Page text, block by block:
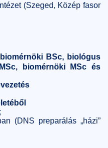
(Szeged, Közép fasor
BSc, biológus
biomérnöki MSc és
(DNS preparálás „házi”